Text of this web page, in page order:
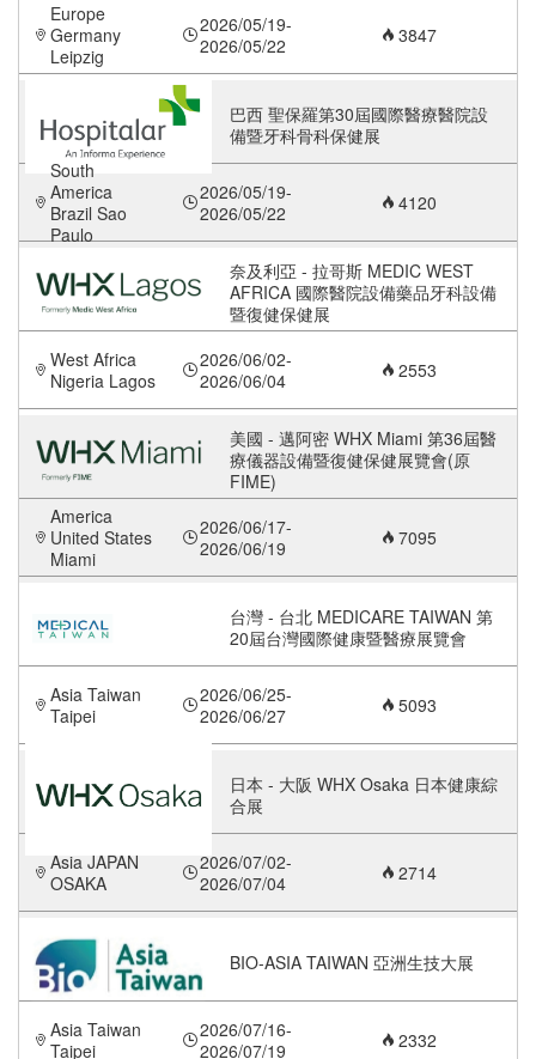
Europe
Germany
Leipzig
2026/05/19-
2026/05/22
3847
巴西 聖保羅第30屆國際醫療醫院設
備暨牙科骨科保健展
South
America
Brazil Sao
Paulo
2026/05/19-
2026/05/22
4120
奈及利亞 - 拉哥斯 MEDIC WEST
AFRICA 國際醫院設備藥品牙科設備
暨復健保健展
West Africa
Nigeria Lagos
2026/06/02-
2026/06/04
2553
美國 - 邁阿密 WHX Miami 第36屆醫
療儀器設備暨復健保健展覽會(原
FIME)
America
United States
Miami
2026/06/17-
2026/06/19
7095
台灣 - 台北 MEDICARE TAIWAN 第
20屆台灣國際健康暨醫療展覽會
Asia Taiwan
Taipei
2026/06/25-
2026/06/27
5093
日本 - 大阪 WHX Osaka 日本健康綜
合展
Asia JAPAN
OSAKA
2026/07/02-
2026/07/04
2714
BIO-ASIA TAIWAN 亞洲生技大展
Asia Taiwan
Taipei
2026/07/16-
2026/07/19
2332